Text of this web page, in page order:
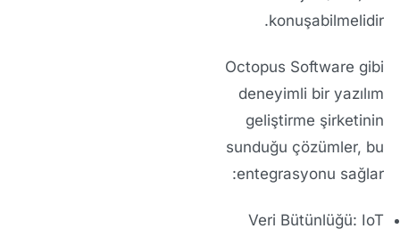
konuşabilmelidir.
Octopus Software gibi
deneyimli biryazılım
geliştirme şirketinin
sunduğu çözümler, bu
entegrasyonu sağlar:
Veri Bütünlüğü: IoT